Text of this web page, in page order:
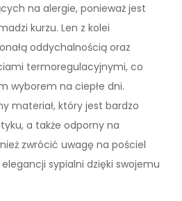
na alergie, ponieważ jest
kurzu. Len z kolei
oddychalnością oraz
termoregulacyjnymi, co
wyborem na ciepłe dni.
materiał, który jest bardzo
a także odporny na
zwrócić uwagę na pościel
sypialni dzięki swojemu